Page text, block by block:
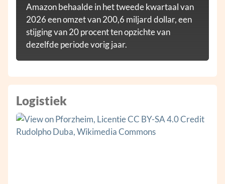
Amazon behaalde in het tweede kwartaal van
2026 een omzet van 200,6 miljard dollar, een
stijging van 20 procent ten opzichte van
dezelfde periode vorig jaar.
Logistiek